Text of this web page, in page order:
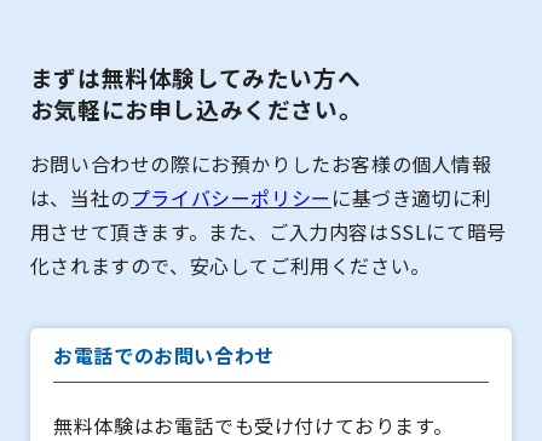
まずは無料体験してみたい方へ
お気軽にお申し込みください。
お問い合わせの際にお預かりしたお客様の個人情報
は、当社のプライバシーポリシー に基づき適切に利
用させて頂きます。また、ご入力内容はSSLにて暗号
化されますので、安心してご利用ください。
お電話でのお問い合わせ
無料体験はお電話でも受け付けております。